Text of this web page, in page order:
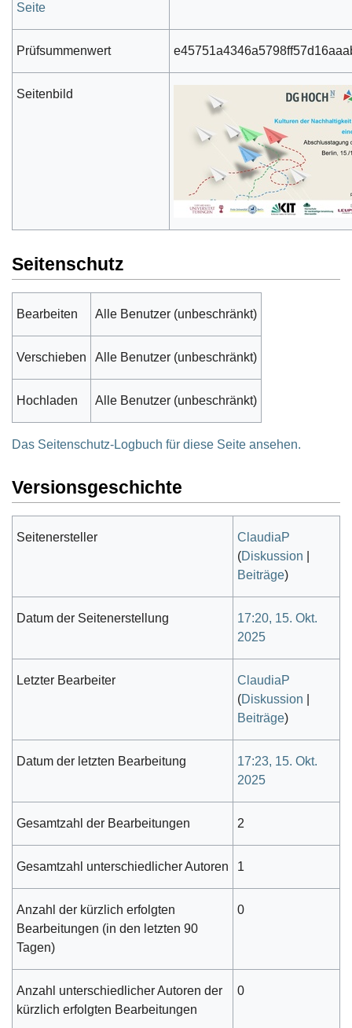
Seite
Prüfsummenwert
Seitenbild
Seitenschutz
Bearbeiten Alle Benutzer (unbeschränkt)
Verschieben Alle Benutzer (unbeschränkt)
Hochladen Alle Benutzer (unbeschränkt)
Das Seitenschutz-Logbuch für diese Seite ansehen.
Versionsgeschichte
Seitenersteller
ClaudiaP
(Diskussion
Beiträge)
Datum der Seitenerstellung
17:20, 15. Okt.
2025
Letzter Bearbeiter
ClaudiaP
(Diskussion
Beiträge)
Datum der letzten Bearbeitung
17:23, 15. Okt.
2025
Gesamtzahl der Bearbeitungen 2
Gesamtzahl unterschiedlicher Autoren 1
Anzahl der kürzlich erfolgten
Bearbeitungen (in den letzten 90
Tagen)
0
Anzahl unterschiedlicher Autoren der
kürzlich erfolgten Bearbeitungen
0